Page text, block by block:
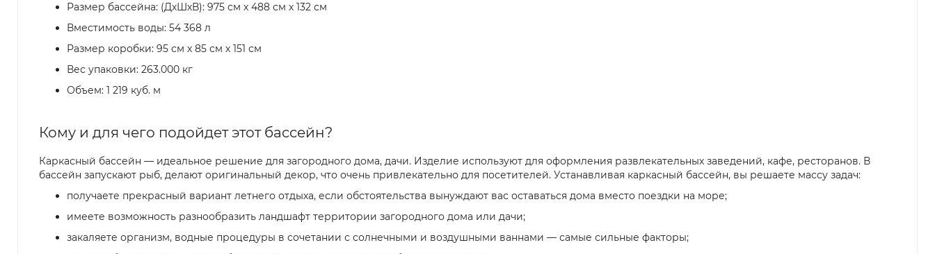
Размер бассейна: (ДхШхВ): 975 см х 488 см х 132 см
Вместимость воды: 54 368 л
Размер коробки: 95 см х 85 см х 151 см
Вес упаковки: 263.000 кг
Объем: 1 219 куб. м
Кому и для чего подойдет этот бассейн?
Каркасный бассейн — идеальное решение для загородного дома, дачи. Изделие используют для оформления развлекательных заведений, кафе, ресторанов. В
бассейн запускают рыб, делают оригинальный декор, что очень привлекательно для посетителей. Устанавливая каркасный бассейн, вы решаете массу задач:
получаете прекрасный вариант летнего отдыха, если обстоятельства вынуждают вас оставаться дома вместо поездки на море;
имеете возможность разнообразить ландшафт территории загородного дома или дачи;
закаляете организм, водные процедуры в сочетании с солнечными и воздушными ваннами — самые сильные факторы;